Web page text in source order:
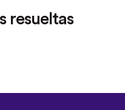
resueltas